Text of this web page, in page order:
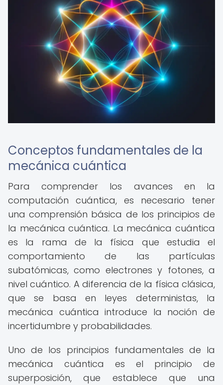
Conceptos fundamentales de la
mecánica cuántica
Para comprender los avances en la
computación cuántica, es necesario tener
una comprensión básica de los principios de
la mecánica cuántica. La mecánica cuántica
es la rama de la física que estudia el
comportamiento de las partículas
subatómicas, como electrones y fotones, a
nivel cuántico. A diferencia de la física clásica,
que se basa en leyes deterministas, la
mecánica cuántica introduce la noción de
incertidumbre y probabilidades.
Uno de los principios fundamentales de la
mecánica cuántica es el principio de
superposición, que establece que una